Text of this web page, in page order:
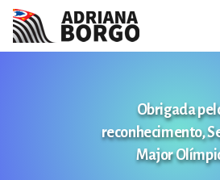
CONHEÇA A ADRIANA
Obrigada
reconhecimento,
Major